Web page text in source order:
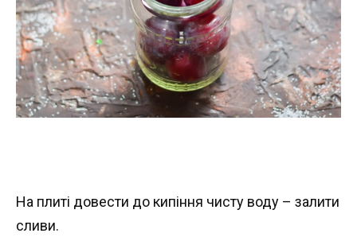
На плиті довести до кипіння чисту воду – залити
сливи.